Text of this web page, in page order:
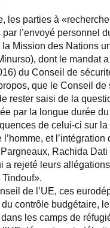
les parties à
l’envoyé personnel
Mission des Nations
dont le mandat
du Conseil de
que le Conseil
rester saisi de la
par la longue durée
de celui-ci sur
et l’intégration
Rachida
a rejeté leurs
de l’UE, ces
contrôle budgétaire,
les camps de